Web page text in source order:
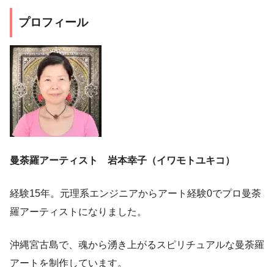
プロフィール
曼荼羅アーティスト 岩本幸子（イワモトユキコ）
経験15年。元理系エンジニアからアート経験0でプロ曼荼
羅アーティストになりました。
沖縄宮古島で、魂から湧き上がるスピリチュアルな曼荼羅
アートを制作しています。